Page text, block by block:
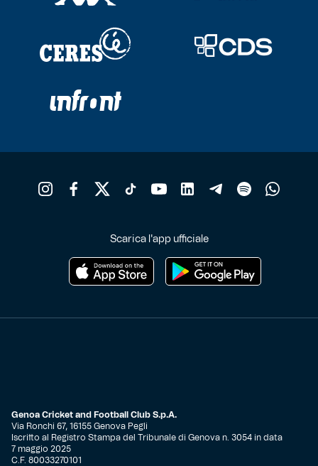
Scarica l'app ufficiale
Genoa Cricket and Football Club S.p.A.
Via Ronchi 67, 16155 Genova Pegli
Iscritto al Registro Stampa del Tribunale di Genova n. 3054 in data
7 maggio 2025
C.F. 80033270101